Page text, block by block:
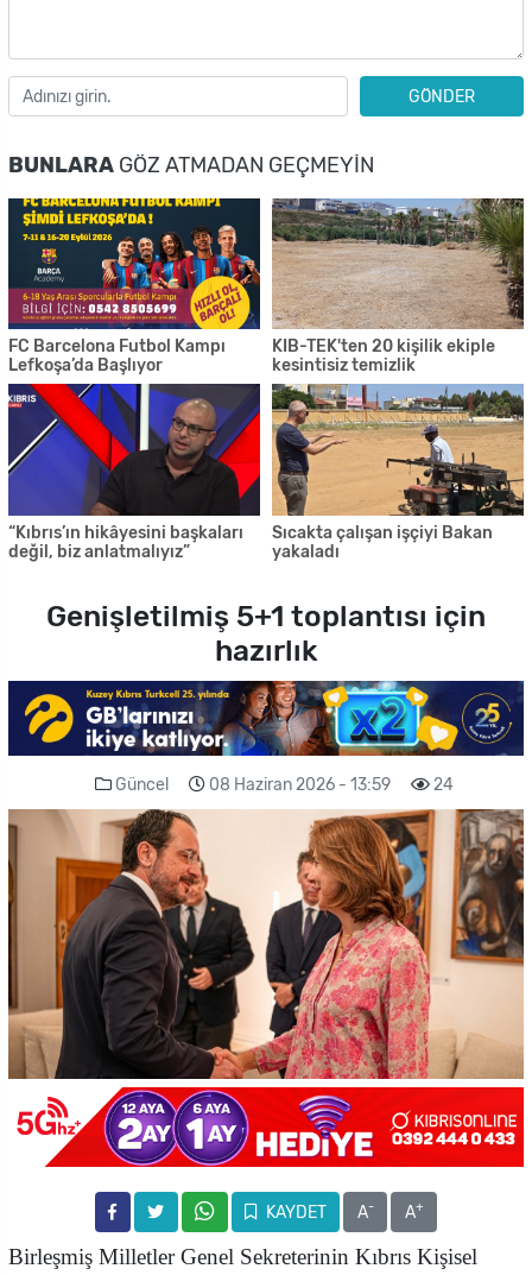
GÖNDER
BUNLARA GÖZ ATMADAN GEÇMEYIN
FC Barcelona Futbol Kampı
Lefkoşa’da Başlıyor
KIB-TEK'ten 20 kişilik ekiple
kesintisiz temizlik
“Kıbrıs’ın hikâyesini başkaları
değil, biz anlatmalıyız”
Sıcakta çalışan işçiyi Bakan
yakaladı
Genişletilmiş 5+1 toplantısı için
hazırlık
Güncel 08 Haziran 2026 - 13:59 24
KAYDET A- A+
Birleşmiş Milletler Genel Sekreterinin Kıbrıs Kişisel